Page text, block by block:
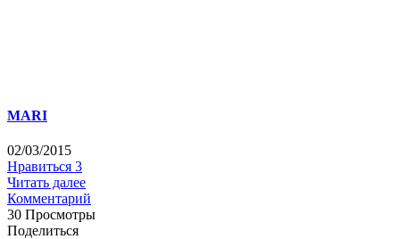
MARI
02/03/2015
Нравиться 3
Читать далее
Комментарий
30 Просмотры
Поделиться